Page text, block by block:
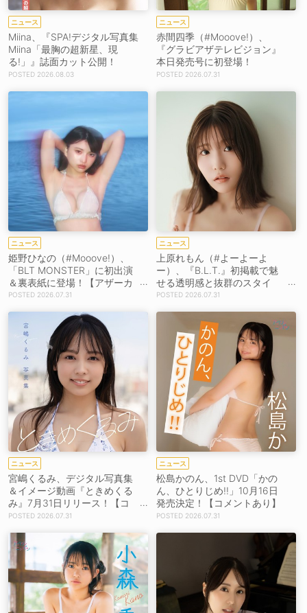
ニュース
Miina、『SPA!デジタル写真集
Miina「最胸の超新星、現
る!」』誌面カット公開！
2026.08.03
ニュース
赤間四季（#Mooove!）、
『グラビアザテレビジョン』
本日発売号に初登場！
2026.07.31
ニュース
姫野ひなの（#Mooove!）、
「BLT MONSTER」に初出演
＆裏表紙に登場！【アザーカ
ットあり】
2026.07.31
ニュース
上原れもん（#よーよーよ
ー）、『B.L.T.』初掲載で魅
せる透明感と抜群のスタイ
ル！【コメントあり】
2026.07.31
ニュース
宮嶋くるみ、デジタル写真集
＆イメージ動画『ときめくる
み』7月31日リリース！【コ
メントあり】
2026.07.31
ニュース
松島かのん、1st DVD「かの
ん、ひとりじめ!!」10月16日
発売決定！【コメントあり】
2026.07.31